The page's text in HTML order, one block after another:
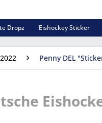
Dropz Eishockey Sticker
2022 Penny DEL